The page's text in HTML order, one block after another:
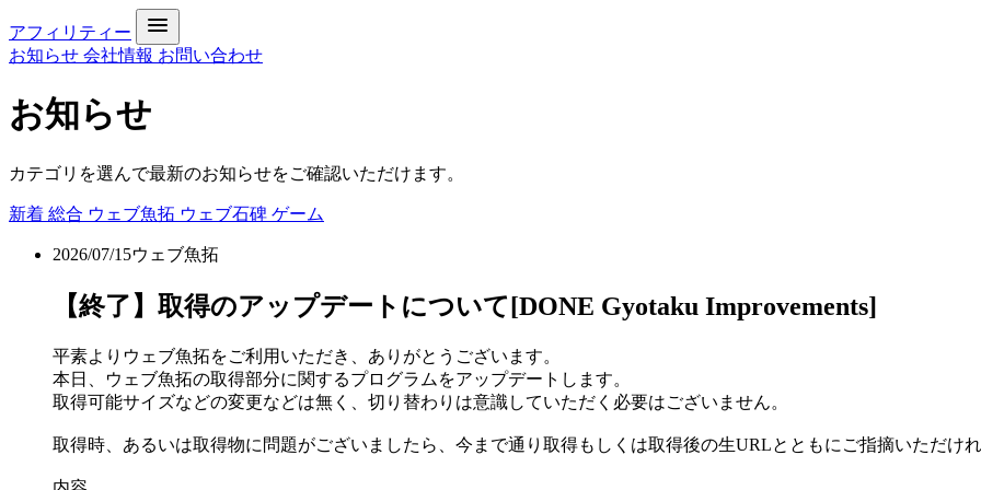
アフィリティー
お知らせ 会社情報 お問い合わせ
お知らせ
カテゴリを選んで最新のお知らせをご確認いただけます。
新着 総合 ウェブ魚拓 ウェブ石碑 ゲーム
2026/07/15ウェブ魚拓
【終了】取得のアップデートについて[DONE Gyotaku Improvements]
平素よりウェブ魚拓をご利用いただき、ありがとうございます。
本日、ウェブ魚拓の取得部分に関するプログラムをアップデートします。
取得可能サイズなどの変更などは無く、切り替わりは意識していただく必要はございません。
取得時、あるいは取得物に問題がございましたら、今まで通り取得もしくは取得後の生URLとともにご指摘いただけれ